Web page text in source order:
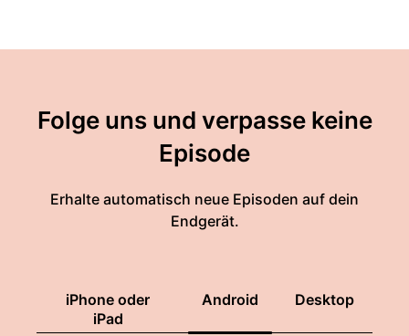
Folge uns und verpasse keine
Episode
Erhalte automatisch neue Episoden auf dein
Endgerät.
iPhone oder
iPad
Android Desktop